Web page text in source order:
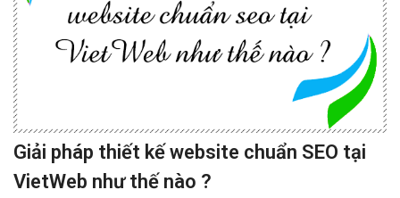
Giải pháp thiết kế website chuẩn SEO tại
VietWeb như thế nào ?